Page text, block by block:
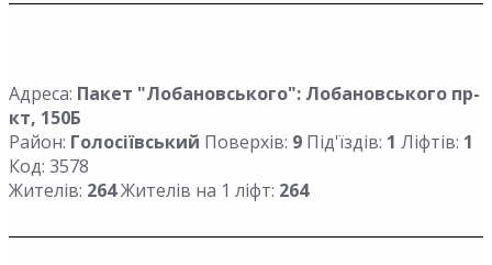
Адреса: Пакет "Лобановського": Лобановського пр-
кт, 150Б
Район: Голосіївський Поверхів: 9 Під'їздів: 1 Ліфтів: 1
Код: 3578
Жителів: 264Жителів на 1 ліфт: 264